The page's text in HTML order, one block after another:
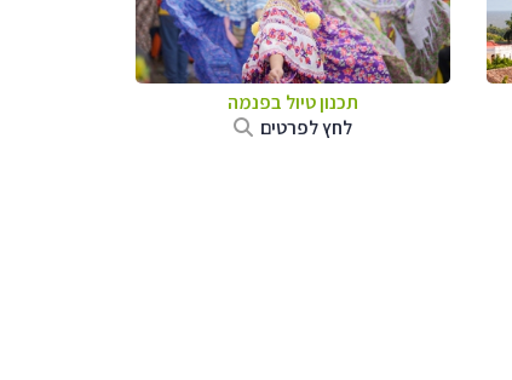
תכנון טיול בפנמה
לחץ לפרטים